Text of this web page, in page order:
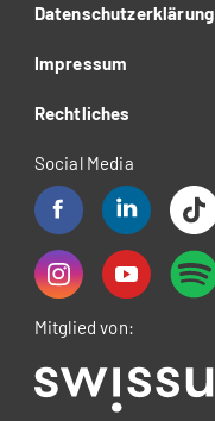
Datenschutzerklärung
Impressum
Rechtliches
Social Media
Mitglied von: